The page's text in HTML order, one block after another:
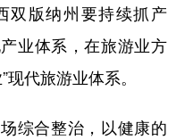
版纳州要持续抓产
业体系，在旅游业方
代旅游业体系。
合整治，以健康的